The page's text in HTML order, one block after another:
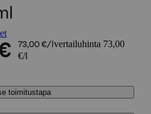
73,00 €/l vertailuhinta 73,00
€/l
toimitustapa